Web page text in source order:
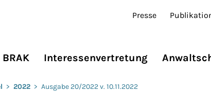
Presse
Interessenvertretung
> 2022 > Ausgabe 20/2022 v. 10.11.2022